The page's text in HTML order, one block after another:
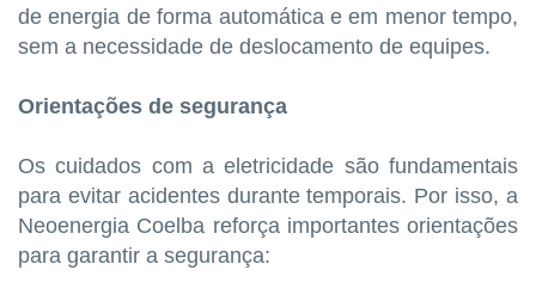
de energia de forma automática e em menor tempo,
sem a necessidade de deslocamento de equipes.
Orientações de segurança
Os cuidados com a eletricidade são fundamentais
para evitar acidentes durante temporais. Por isso, a
Neoenergia Coelba reforça importantes orientações
para garantir a segurança: